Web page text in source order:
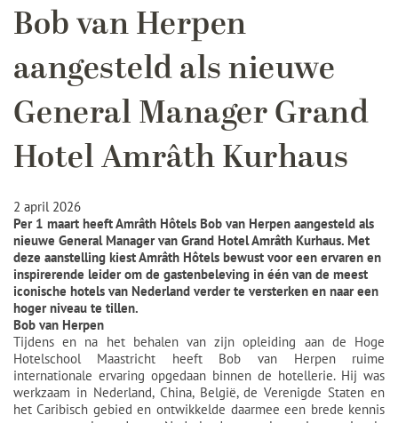
Bob van Herpen
aangesteld als nieuwe
General Manager Grand
Hotel Amrâth Kurhaus
2 april 2026
Per 1 maart heeft Amrâth Hôtels Bob van Herpen aangesteld als
nieuwe General Manager van Grand Hotel Amrâth Kurhaus. Met
deze aanstelling kiest Amrâth Hôtels bewust voor een ervaren en
inspirerende leider om de gastenbeleving in één van de meest
iconische hotels van Nederland verder te versterken en naar een
hoger niveau te tillen.
Bob van Herpen
Tijdens en na het behalen van zijn opleiding aan de Hoge
Hotelschool Maastricht heeft Bob van Herpen ruime
internationale ervaring opgedaan binnen de hotellerie. Hij was
werkzaam in Nederland, China, België, de Verenigde Staten en
het Caribisch gebied en ontwikkelde daarmee een brede kennis